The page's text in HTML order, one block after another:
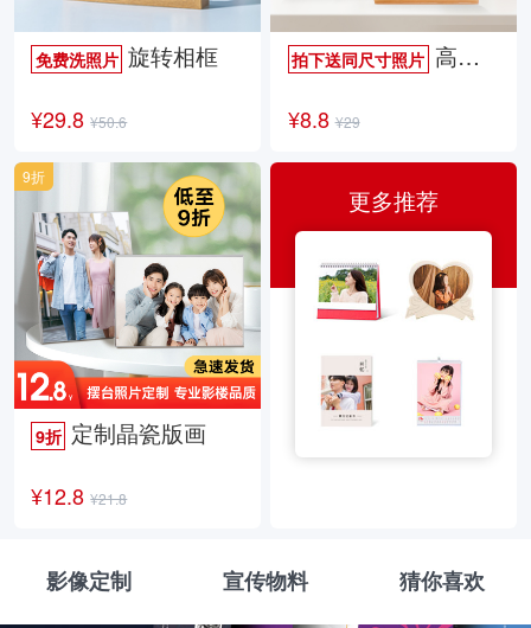
免费洗照片 旋转相框
¥29.8 ¥50.6
拍下送同尺寸照片高档欧式相框
¥8.8 ¥29
9折 定制晶瓷版画
¥12.8 ¥21.8
9折
更多推荐
影像定制 宣传物料 猜你喜欢